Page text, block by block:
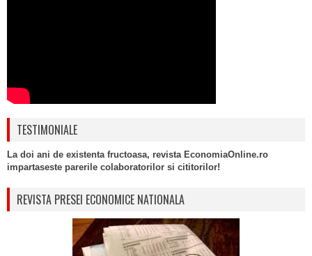
TESTIMONIALE
La doi ani de existenta fructoasa, revista EconomiaOnline.ro
impartaseste parerile colaboratorilor si cititorilor!
REVISTA PRESEI ECONOMICE NATIONALA